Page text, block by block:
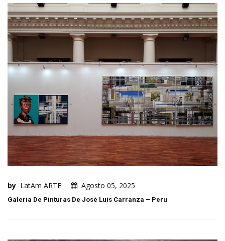
by LatAm ARTE Agosto 05, 2025
Galeria De Pinturas De José Luis Carranza – Peru